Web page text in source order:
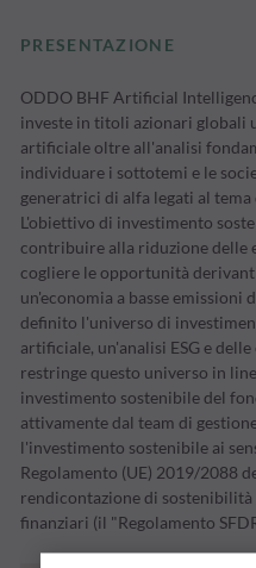
PRESENTAZIONE
ODDO BHF Artificial
investe in titoli azionari globali
artificiale oltre all'analisi
individuare i sottotemi e le
generatrici di alfa legati al
L'obiettivo di investimento
contribuire alla riduzione delle
cogliere le opportunità
un'economia a basse emissioni
definito l'universo di
artificiale, un'analisi ESG e
restringe questo universo in
investimento sostenibile del
attivamente dal team di
l'investimento sostenibile ai
Regolamento (UE) 2019/2088
rendicontazione di
finanziari (il "Regolamento